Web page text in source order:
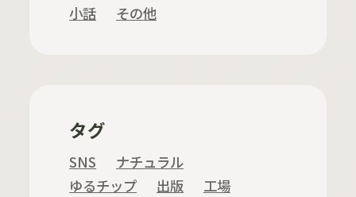
小話
その他
タグ
SNS
ナチュラル
ゆるチップ
出版
工場